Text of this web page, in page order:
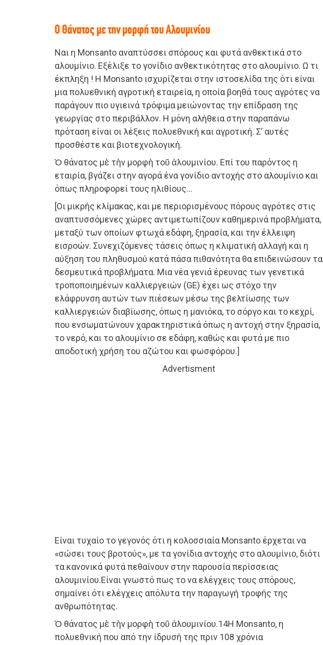
Ο Θάνατος με την μορφή του Αλουμινίου
Ναι η Monsanto αναπτύσσει σπόρους και φυτά ανθεκτικά στο
αλουμίνιο. Εξέλιξε το γονίδιο ανθεκτικότητας στο αλουμίνιο. Ω τι
έκπληξη ! Η Monsanto ισχυρίζεται στην ιστοσελίδα της ότι είναι
μια πολυεθνική αγροτική εταιρεία, η οποία βοηθά τους αγρότες να
παράγουν πιο υγιεινά τρόφιμα μειώνοντας την επίδραση της
γεωργίας στο περιβάλλον. Η μόνη αλήθεια στην παραπάνω
πρόταση είναι οι λέξεις πολυεθνική και αγροτική. Σ’ αυτές
προσθέστε και βιοτεχνολογική.
Ὁ θάνατος μὲ τὴν μορφὴ τοῦ ἀλουμινίου. Επί του παρόντος η
εταιρία, βγάζει στην αγορά ένα γονίδιο αντοχής στο αλουμίνιο και
όπως πληροφορεί τους ηλιθίους…
[Οι μικρής κλίμακας, και με περιορισμένους πόρους αγρότες στις
αναπτυσσόμενες χώρες αντιμετωπίζουν καθημερινά προβλήματα,
μεταξύ των οποίων φτωχά εδάφη, ξηρασία, και την έλλειψη
εισροών. Συνεχιζόμενες τάσεις όπως η κλιματική αλλαγή και η
αύξηση του πληθυσμού κατά πάσα πιθανότητα θα επιδεινώσουν τα
δεσμευτικά προβλήματα. Μια νέα γενιά έρευνας των γενετικά
τροποποιημένων καλλιεργειών (GE) έχει ως στόχο την
ελάφρυνση αυτών των πιέσεων μέσω της βελτίωσης των
καλλιεργειών διαβίωσης, όπως η μανιόκα, το σόργο και το κεχρί,
που ενσωματώνουν χαρακτηριστικά όπως η αντοχή στην ξηρασία,
το νερό, και το αλουμίνιο σε εδάφη, καθώς και φυτά με πιο
αποδοτική χρήση του αζώτου και φωσφόρου.]
Advertisment
Είναι τυχαίο το γεγονός ότι η κολοσσιαία Monsanto έρχεται να
«σώσει τους βροτούς», με τα γονίδια αντοχής στο αλουμίνιο, διότι
τα κανονικά φυτά πεθαίνουν στην παρουσία περίσσειας
αλουμινίου.Είναι γνωστό πως το να ελέγχεις τους σπόρους,
σημαίνει ότι ελέγχεις απόλυτα την παραγωγή τροφής της
ανθρωπότητας.
Ὁ θάνατος μὲ τὴν μορφὴ τοῦ ἀλουμινίου.14Η Monsanto, η
πολυεθνική που από την ίδρυσή της πριν 108 χρόνια